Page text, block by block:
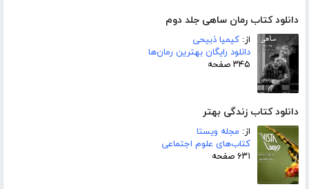
دانلود کتاب رمان ساهی جلد دوم
از: کیمیا ذبیحی
دانلود رایگان بهترین رمان‌ها
۳۴۵ صفحه
دانلود کتاب زندگی بهتر
از: مجله ویستا
کتاب‌های علوم اجتماعی
۶۳۱ صفحه